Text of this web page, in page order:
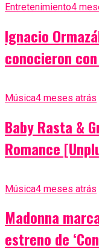
Entretenimiento4
Ignacio
conocieron
Música4 meses atrás
Baby Rasta &
Romance
Música4 meses atrás
Madonna
estreno de